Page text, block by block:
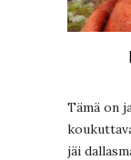
Tämä on
jäi